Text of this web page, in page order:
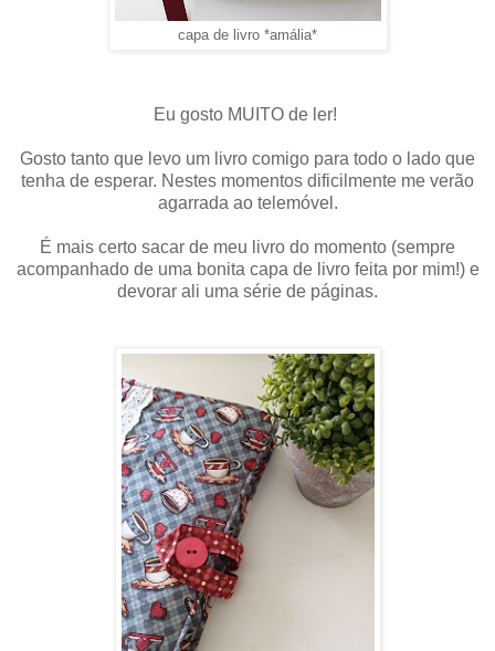
capa de livro *amália*
Eu gosto MUITO de ler!
Gosto tanto que levo um livro comigo para todo o lado que
tenha de esperar. Nestes momentos dificilmente me verão
agarrada ao telemóvel.
É mais certo sacar de meu livro do momento (sempre
acompanhado de uma bonita capa de livro feita por mim!) e
devorar ali uma série de páginas.